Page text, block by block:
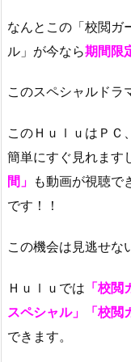
なんとこの「校閲ガ
ル」が今なら期間限
このスペシャルドラ
このＨｕｌｕはＰＣ
簡単にすぐ見れます
間」 も動画が視聴で
です！！
この機会は見逃せな
Ｈｕｌｕでは 「校
スペシャル」「校閲
できます。